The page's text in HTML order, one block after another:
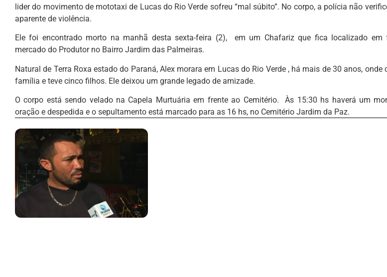
lider do movimento de mototaxi de Lucas do Rio Verde sofreu “mal súbito”. No corpo, a polícia não
aparente de violência.
Ele foi encontrado morto na manhã desta sexta-feira (2), em um Chafariz que fica localizado em
mercado do Produtor no Bairro Jardim das Palmeiras.
Natural de Terra Roxa estado do Paraná, Alex morara em Lucas do Rio Verde , há mais de 30 anos, onde
família e teve cinco filhos. Ele deixou um grande legado de amizade.
O corpo está sendo velado na Capela Murtuária em frente ao Cemitério. Às 15:30 hs haverá um
oração e despedida e o sepultamento está marcado para as 16 hs, no Cemitério Jardim da Paz.